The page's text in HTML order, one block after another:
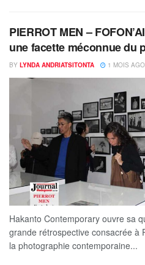
PIERROT MEN –
une facette méconnue du
BY LYNDA ANDRIATSITONTA 1 MOIS AGO
Hakanto Contemporary ouvre sa
grande rétrospective consacrée à
la photographie contemporaine...